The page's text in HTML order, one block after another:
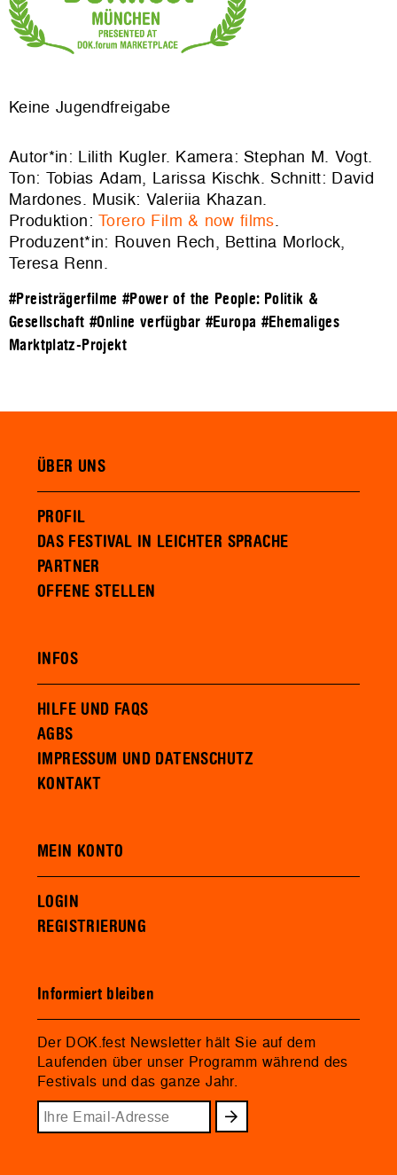
Keine Jugendfreigabe
Autor*in: Lilith Kugler. Kamera: Stephan M. Vogt.
Ton: Tobias Adam, Larissa Kischk. Schnitt: David
Mardones. Musik: Valeriia Khazan.
Produktion:Torero Film & now films.
Produzent*in: Rouven Rech, Bettina Morlock,
Teresa Renn.
#Preisträgerfilme #Power of the People: Politik &
Gesellschaft #Online verfügbar #Europa #Ehemaliges
Marktplatz-Projekt
ÜBER UNS
PROFIL
DAS FESTIVAL IN LEICHTER SPRACHE
PARTNER
OFFENE STELLEN
INFOS
HILFE UND FAQS
AGBS
IMPRESSUM UND DATENSCHUTZ
KONTAKT
MEIN KONTO
LOGIN
REGISTRIERUNG
Informiert bleiben
Der DOK.fest Newsletter hält Sie auf dem
Laufenden über unser Programm während des
Festivals und das ganze Jahr.